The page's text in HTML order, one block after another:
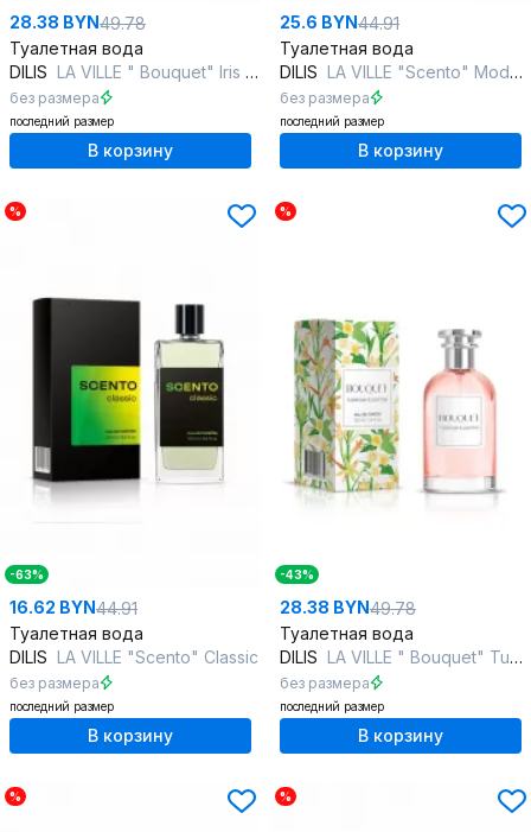
28.38 BYN49.78
Туалетная вода
DILIS LA VILLE " Bouquet" Iris and Neroli
без размера
последний размер
В корзину
25.6 BYN44.91
Туалетная вода
DILIS LA VILLE "Scento" Modern
без размера
последний размер
В корзину
%
-63%
16.62 BYN44.91
Туалетная вода
DILIS LA VILLE "Scento" Classic
без размера
последний размер
В корзину
%
-43%
28.38 BYN49.78
Туалетная вода
DILIS LA VILLE " Bouquet" Tuberose and jasmine
без размера
последний размер
В корзину
% %